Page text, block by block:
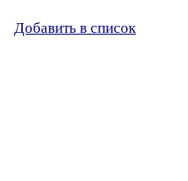
Добавить в список